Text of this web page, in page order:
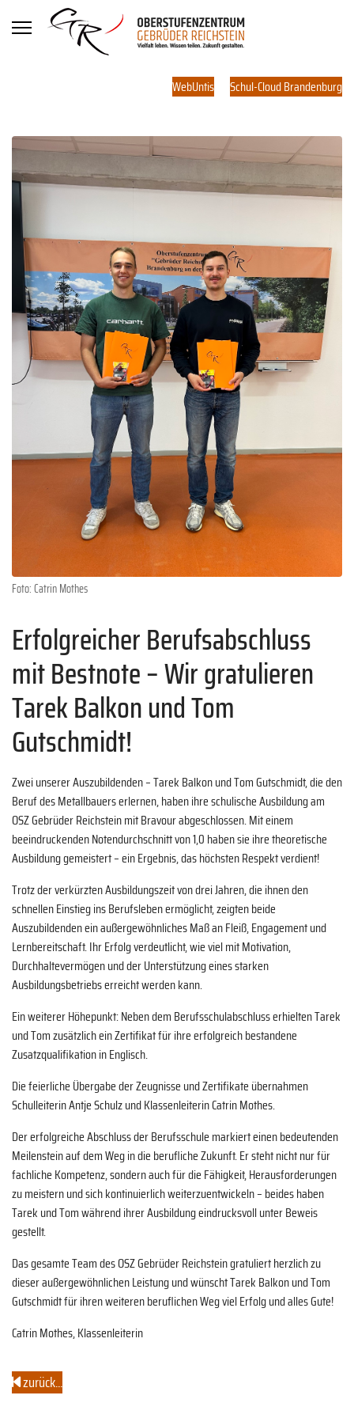
WebUntis Schul-Cloud Brandenburg
Foto: Catrin Mothes
Erfolgreicher Berufsabschluss
mit Bestnote – Wir gratulieren
Tarek Balkon und Tom
Gutschmidt!
Zwei unserer Auszubildenden – Tarek Balkon und Tom Gutschmidt, die den
Beruf des Metallbauers erlernen, haben ihre schulische Ausbildung am
OSZ Gebrüder Reichstein mit Bravour abgeschlossen. Mit einem
beeindruckenden Notendurchschnitt von 1,0 haben sie ihre theoretische
Ausbildung gemeistert – ein Ergebnis, das höchsten Respekt verdient!
Trotz der verkürzten Ausbildungszeit von drei Jahren, die ihnen den
schnellen Einstieg ins Berufsleben ermöglicht, zeigten beide
Auszubildenden ein außergewöhnliches Maß an Fleiß, Engagement und
Lernbereitschaft. Ihr Erfolg verdeutlicht, wie viel mit Motivation,
Durchhaltevermögen und der Unterstützung eines starken
Ausbildungsbetriebs erreicht werden kann.
Ein weiterer Höhepunkt: Neben dem Berufsschulabschluss erhielten Tarek
und Tom zusätzlich ein Zertifikat für ihre erfolgreich bestandene
Zusatzqualifikation in Englisch.
Die feierliche Übergabe der Zeugnisse und Zertifikate übernahmen
Schulleiterin Antje Schulz und Klassenleiterin Catrin Mothes.
Der erfolgreiche Abschluss der Berufsschule markiert einen bedeutenden
Meilenstein auf dem Weg in die berufliche Zukunft. Er steht nicht nur für
fachliche Kompetenz, sondern auch für die Fähigkeit, Herausforderungen
zu meistern und sich kontinuierlich weiterzuentwickeln – beides haben
Tarek und Tom während ihrer Ausbildung eindrucksvoll unter Beweis
gestellt.
Das gesamte Team des OSZ Gebrüder Reichstein gratuliert herzlich zu
dieser außergewöhnlichen Leistung und wünscht Tarek Balkon und Tom
Gutschmidt für ihren weiteren beruflichen Weg viel Erfolg und alles Gute!
Catrin Mothes, Klassenleiterin
zurück...